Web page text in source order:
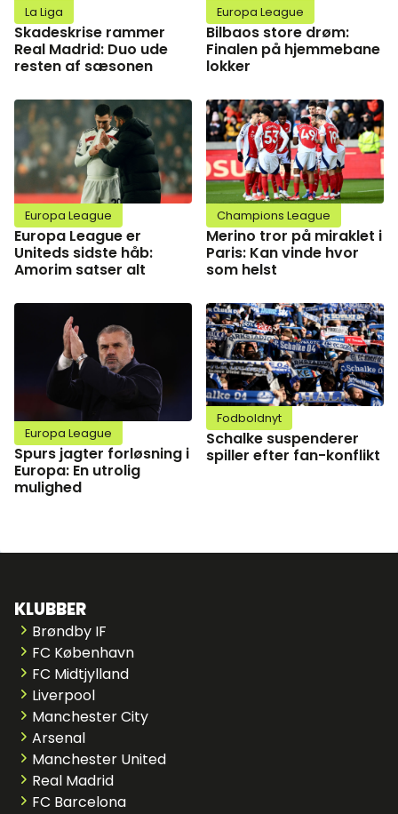
La Liga
Skadeskrise rammer
Real Madrid: Duo ude
resten af sæsonen
Europa League
Bilbaos store drøm:
Finalen på hjemmebane
lokker
Europa League
Europa League er
Uniteds sidste håb:
Amorim satser alt
Champions League
Merino tror på miraklet i
Paris: Kan vinde hvor
som helst
Europa League
Spurs jagter forløsning i
Europa: En utrolig
mulighed
Fodboldnyt
Schalke suspenderer
spiller efter fan-konflikt
KLUBBER
Brøndby IF
FC København
FC Midtjylland
Liverpool
Manchester City
Arsenal
Manchester United
Real Madrid
FC Barcelona